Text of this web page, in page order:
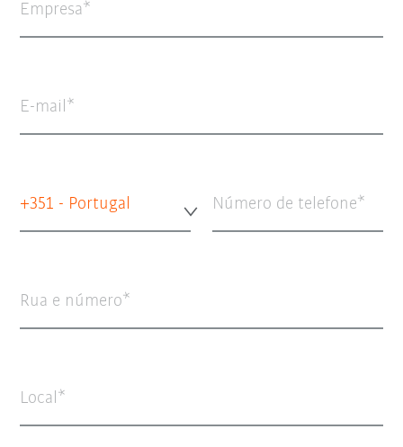
Empresa
E-mail
+351 - Portugal Número de telefone
Rua e número
Local